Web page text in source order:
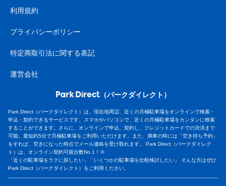
利用規約
プライバシーポリシー
特定商取引法に関する表記
運営会社
（パークダイレクト）
Park Direct（パークダイレクト）は、現在地周辺、近くの月極駐車場をオンラインで検索・
申込・契約できるサービスです。スマホやパソコンで、近くの月極駐車場をカンタンに検索
することができます。さらに、オンラインで申込、契約し、クレジットカードでの決済まで
可能。最短約5分で月極駐車場をご利用いただけます。また、満車の時には「空き待ち予約」
をすれば、空きになった時点でメール連絡を受け取れます。 Park Direct（パークダイレク
ト）は、オンライン契約可能台数No.1！※
「近くの駐車場をラクに探したい」「いくつかの駐車場を比較検討したい」 そんな方はぜひ
Park Direct（パークダイレクト）をご利用ください。